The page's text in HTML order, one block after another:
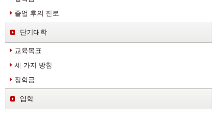
졸업 후의 진로
단기대학
교육목표
세 가지 방침
장학금
입학